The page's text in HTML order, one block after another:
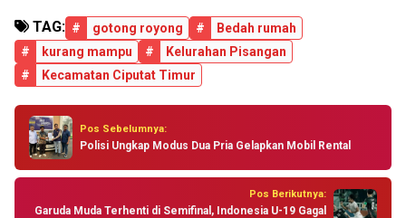
TAG: # gotong royong #
Bedah rumah
#
kurang mampu #
Kelurahan Pisangan
#
Kecamatan Ciputat Timur
Pos Sebelumnya:
Polisi Ungkap Modus Dua Pria Gelapkan Mobil Rental
Pos Berikutnya:
Garuda Muda Terhenti di Semifinal, Indonesia U-19 Gagal